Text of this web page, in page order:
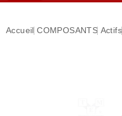
Accueil COMPOSANTS Actifs